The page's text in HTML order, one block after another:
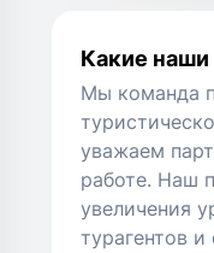
Какие наши
Мы команда
уважаем
работе. Наш
увеличения
турагентов